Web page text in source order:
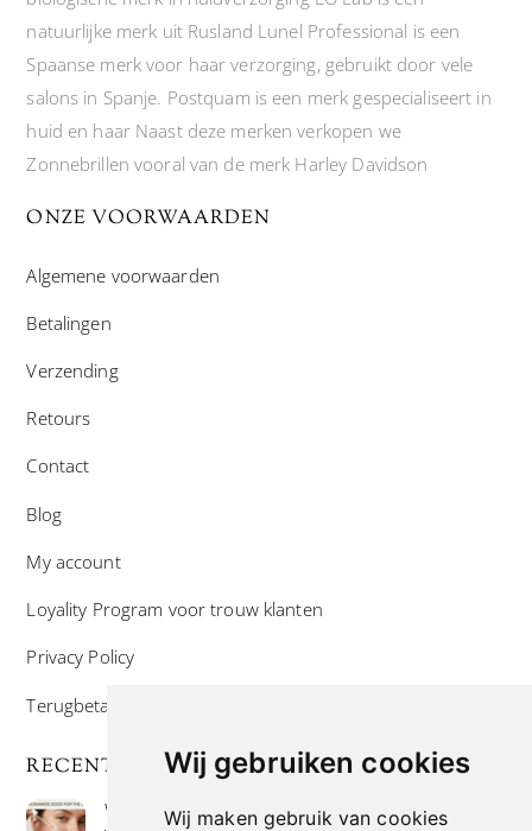
Wij gebruiken cookies
Wij maken gebruik van cookies
natuurlijke merk uit Rusland Lunel Professional is een
Spaanse merk voor haar verzorging, gebruikt door vele
salons in Spanje. Postquam is een merk gespecialiseert in
huid en haar Naast deze merken verkopen we
Zonnebrillen vooral van de merk Harley Davidson
ONZE VOORWAARDEN
Algemene voorwaarden
Betalingen
Verzending
Retours
Contact
Blog
My account
Loyality Program voor trouw klanten
Privacy Policy
Terugbetaal- en retourneringsbeleid
RECENTE POSTS
Wat is niacinamide? Voordelen, toepassingen en